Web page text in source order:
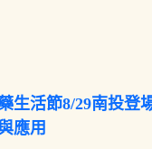
生活節8/29南投登
應用